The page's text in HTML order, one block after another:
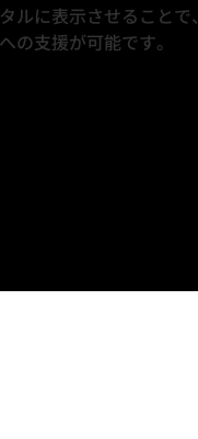
ルに表示させることで、
の支援が可能です。